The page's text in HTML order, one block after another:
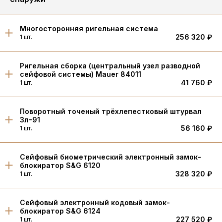
Многосторонняя ригельная система
1 шт. 256 320 ₽
Ригельная сборка (центральный узел разводной
сейфовой системы) Mauer 84011
1 шт. 41 760 ₽
Поворотный точеный трёхлепестковый штурвал
3л-91
1 шт. 56 160 ₽
Cейфовый биометрический электронный замок-
блокиратор S&G 6120
1 шт. 328 320 ₽
Cейфовый электронный кодовый замок-
блокиратор S&G 6124
1 шт. 227 520 ₽